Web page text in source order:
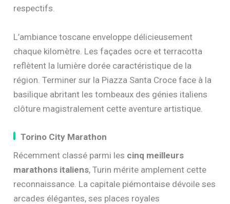
respectifs.
L’ambiance toscane enveloppe délicieusement
chaque kilomètre. Les façades ocre et terracotta
reflètent la lumière dorée caractéristique de la
région. Terminer sur la Piazza Santa Croce face à la
basilique abritant les tombeaux des génies italiens
clôture magistralement cette aventure artistique.
Torino City Marathon
Récemment classé parmi les cinq meilleurs
marathons italiens, Turin mérite amplement cette
reconnaissance. La capitale piémontaise dévoile ses
arcades élégantes, ses places royales